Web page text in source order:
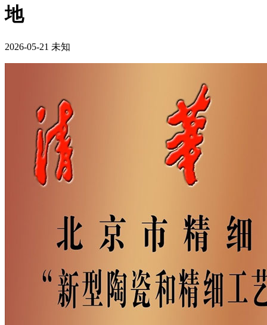
地
2026-05-21 未知